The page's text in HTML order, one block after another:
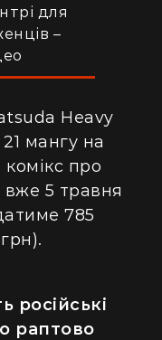
для
–
Heavy
мангу на
комікс про
вже 5 травня
785
російські
раптово